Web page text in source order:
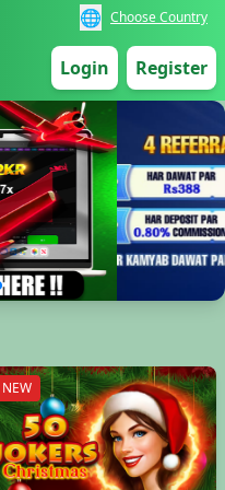
🌐 Choose Country
Login Register
NEW